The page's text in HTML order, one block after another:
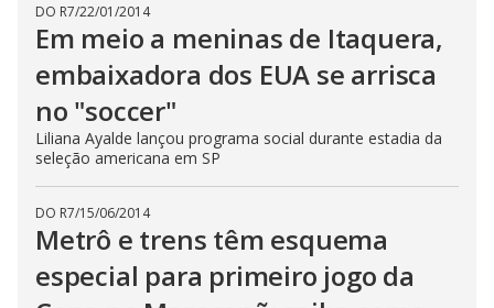
DO R7/22/01/2014
Em meio a meninas de Itaquera,
embaixadora dos EUA se arrisca
no "soccer"
Liliana Ayalde lançou programa social durante estadia da
seleção americana em SP
DO R7/15/06/2014
Metrô e trens têm esquema
especial para primeiro jogo da